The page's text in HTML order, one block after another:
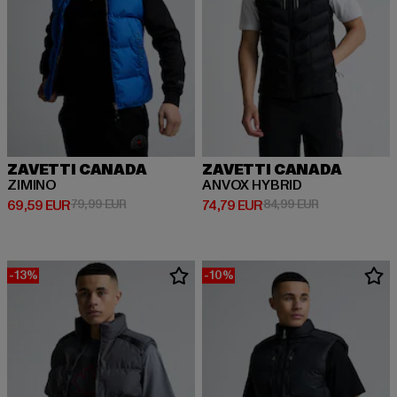
ZAVETTI CANADA
ZIMINO
69,59 EUR
Ajankohtainen hinta: 69,59 EUR
79,99 EURKampanjahinta: 79,99 EUR
ZAVETTI CANADA
ANVOX HYBRID
74,79 EUR
Ajankohtainen hinta: 74,79 EUR
84,99 EUR
-13% -10%